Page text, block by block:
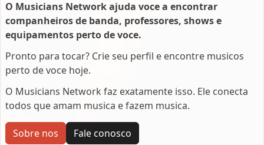
O Musicians Network ajuda voce a encontrar
companheiros de banda, professores, shows e
equipamentos perto de voce.
Pronto para tocar? Crie seu perfil e encontre musicos
perto de voce hoje.
O Musicians Network faz exatamente isso. Ele conecta
todos que amam musica e fazem musica.
Sobre nos Fale conosco